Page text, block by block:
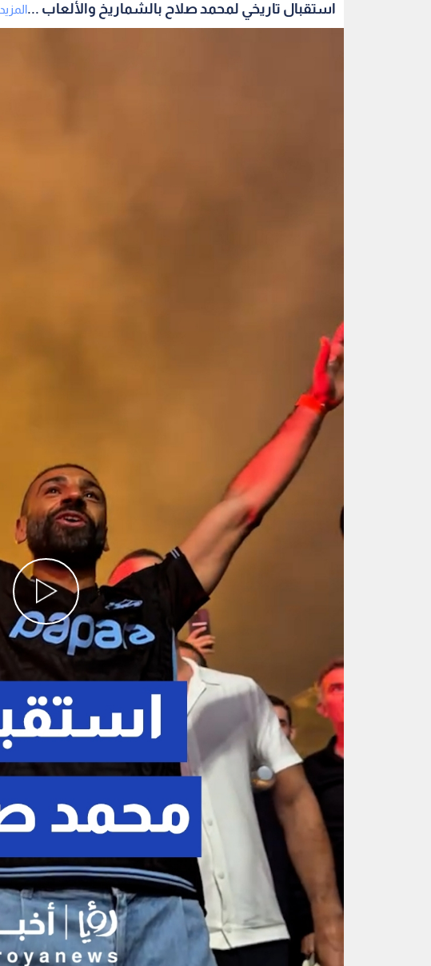
استقبال تاريخي لمحمد صلاح بالشماريخ والألعاب ...المزيد